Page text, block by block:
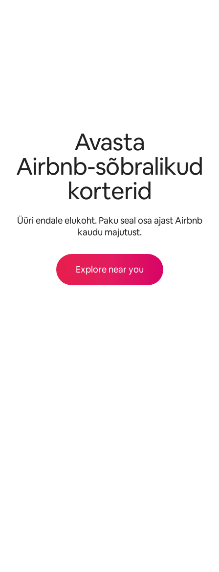
Avasta
Airbnb-sõbralikud
korterid
Üüri endale elukoht. Paku seal osa ajast Airbnb
kaudu majutust.
Explore near you